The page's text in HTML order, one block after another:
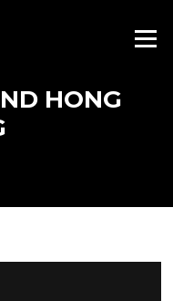
Menu
HONG